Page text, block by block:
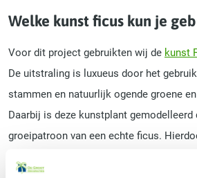
Welke kunst ficus kun je
Voor dit project gebruikten wij de kunst
De uitstraling is luxueus door het
stammen en natuurlijk ogende groene
Daarbij is deze kunstplant
groeipatroon van een echte ficus.
kunstplant een onderhoudsarme en